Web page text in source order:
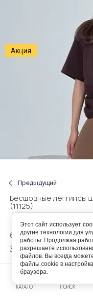
Акция
Предыдущий
Бесшовные леггинсы
(11125)
Артикул: 330016346
61.00 р.
36.60 р.
КАТАЛОГ ПОИСК
Этот сайт использует
другие технологии для
работы. Продолжая
разрешаете
файлов. Вы всегда
файлы cookie в
браузера.